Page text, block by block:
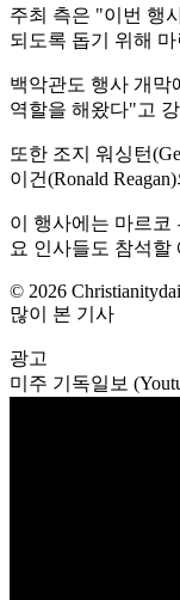
주최 측은 "이번 행
되도록 돕기 위해
백악관도 행사 개막
역할을 해왔다"고
또한 조지 워싱턴
이건(Ronald
이 행사에는 마르코
요 인사들도 참석할
© 2026
많이 본 기사
광고
미주 기독일보